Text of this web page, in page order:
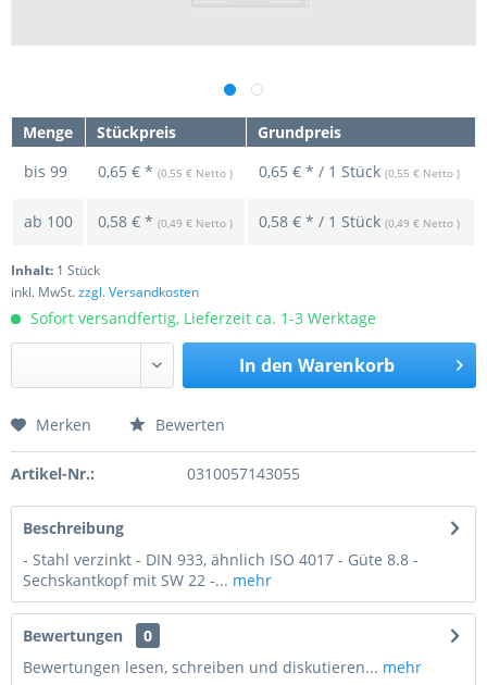
Menge Stückpreis
Grundpreis
bis 99 0,65 € * (0,55 € Netto ) 0,65 € * / 1 Stück (0,55 € Netto )
ab 100 0,58 € * (0,49 € Netto ) 0,58 € * / 1 Stück (0,49 € Netto )
Inhalt: 1 Stück
inkl. MwSt.zzgl. Versandkosten
Sofort versandfertig, Lieferzeit ca. 1-3 Werktage
In den Warenkorb
Preis anfragen
Merken Bewerten
Artikel-Nr.: 0310057143055
Beschreibung
- Stahl verzinkt - DIN 933, ähnlich ISO 4017 - Güte 8.8 -
Sechskantkopf mit SW 22 -... mehr
Bewertungen
0
Bewertungen lesen, schreiben und diskutieren... mehr